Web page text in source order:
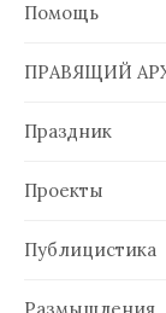
Помощь
ПРАВЯЩИЙ
Праздник
Проекты
Публицистика